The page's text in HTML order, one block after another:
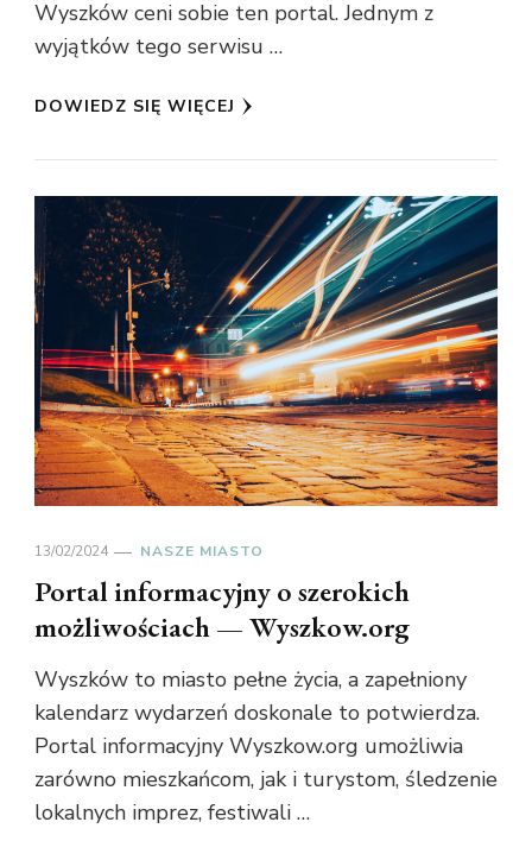
Wyszków ceni sobie ten portal. Jednym z
wyjątków tego serwisu …
DOWIEDZ SIĘ WIĘCEJ
13/02/2024 NASZE MIASTO
Portal informacyjny o szerokich
możliwościach — Wyszkow.org
Wyszków to miasto pełne życia, a zapełniony
kalendarz wydarzeń doskonale to potwierdza.
Portal informacyjny Wyszkow.org umożliwia
zarówno mieszkańcom, jak i turystom, śledzenie
lokalnych imprez, festiwali …